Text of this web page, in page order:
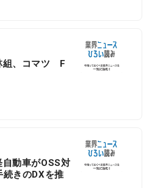
、コマツ F
動車がOSS対
きのDXを推